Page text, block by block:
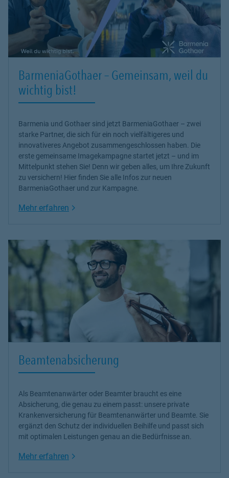
BarmeniaGothaer – Gemeinsam, weil du
wichtig bist!
Barmenia und Gothaer sind jetzt BarmeniaGothaer – zwei
starke Partner, die sich für ein noch vielfältigeres und
innovativeres Angebot zusammengeschlossen haben. Die
erste gemeinsame Imagekampagne startet jetzt – und im
Mittelpunkt stehen Sie! Denn wir geben alles, um Ihre Zukunft
zu versichern! Hier finden Sie alle Infos zur neuen
BarmeniaGothaer und zur Kampagne.
Mehr erfahren Link Opens in New Tab
Beamtenabsicherung
Als Beamtenanwärter oder Beamter braucht es eine
Absicherung, die genau zu einem passt: unsere private
Krankenversicherung für Beamtenanwärter und Beamte. Sie
ergänzt den Schutz der individuellen Beihilfe und passt sich
mit optimalen Leistungen genau an die Bedürfnisse an.
Mehr erfahren Link Opens in New Tab